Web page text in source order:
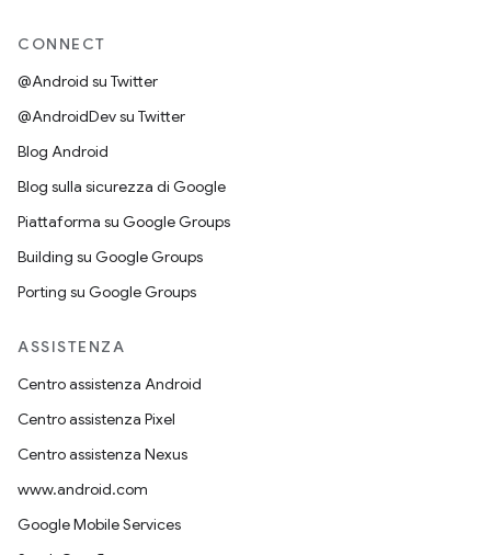
CONNECT
@Android su Twitter
@AndroidDev su Twitter
Blog Android
Blog sulla sicurezza di Google
Piattaforma su Google Groups
Building su Google Groups
Porting su Google Groups
ASSISTENZA
Centro assistenza Android
Centro assistenza Pixel
Centro assistenza Nexus
www.android.com
Google Mobile Services